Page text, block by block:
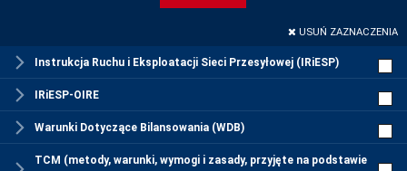
USUŃ ZAZNACZENIA
Instrukcja Ruchu i Eksploatacji Sieci Przesyłowej (IRiESP)
IRiESP-OIRE
Warunki Dotyczące Bilansowania (WDB)
TCM (metody, warunki, wymogi i zasady, przyjęte na podstawie